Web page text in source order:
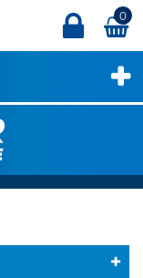
0